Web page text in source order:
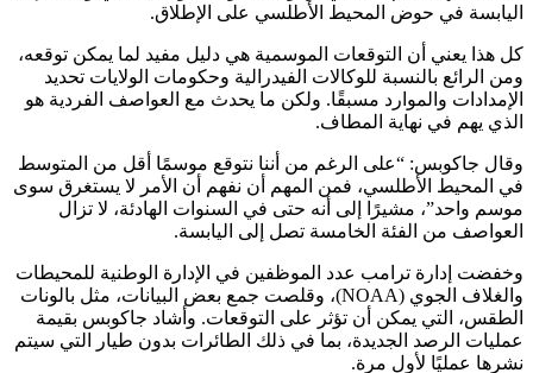
اليابسة في حوض المحيط الأطلسي على الإطلاق.
كل هذا يعني أن التوقعات الموسمية هي دليل مفيد لما يمكن توقعه،
ومن الرائع بالنسبة للوكالات الفيدرالية وحكومات الولايات تحديد
الإمدادات والموارد مسبقًا. ولكن ما يحدث مع العواصف الفردية هو
الذي يهم في نهاية المطاف.
وقال جاكوبس: “على الرغم من أننا نتوقع موسمًا أقل من المتوسط ​​
في المحيط الأطلسي، فمن المهم أن نفهم أن الأمر لا يستغرق سوى
موسم واحد”، مشيرًا إلى أنه حتى في السنوات الهادئة، لا تزال
العواصف من الفئة الخامسة تصل إلى اليابسة.
وخفضت إدارة ترامب عدد الموظفين في الإدارة الوطنية للمحيطات
والغلاف الجوي (NOAA)، وقلصت جمع بعض البيانات، مثل بالونات
الطقس، التي يمكن أن تؤثر على التوقعات. وأشاد جاكوبس بقيمة
عمليات الرصد الجديدة، بما في ذلك الطائرات بدون طيار التي سيتم
نشرها عمليًا لأول مرة.